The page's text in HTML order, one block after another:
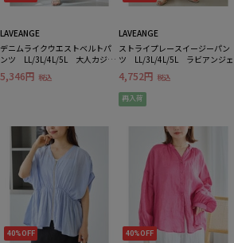
LAVEANGE
デニムライクウエストベルトパ
ンツ LL/3L/4L/5L 大人カジュ
アル ラビアンジェ
5,346円 税込
LAVEANGE
ストライプレースイージーパン
ツ LL/3L/4L/5L ラビアンジェ
4,752円 税込
再入荷
40%OFF 40%OFF